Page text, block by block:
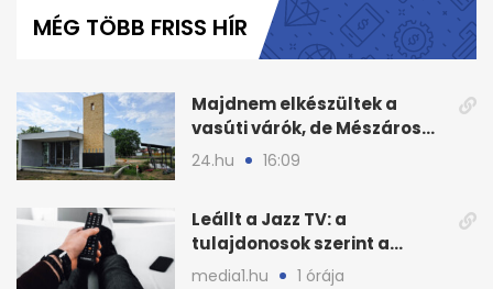
minutes,
MÉG TÖBB FRISS HÍR
Majdnem elkészültek a
vasúti várók, de Mészáros
bizalmasa leromboltatja
24.hu 16:09
Leállt a Jazz TV: a
tulajdonosok szerint a
finanszírozás vitte padlóra
media1.hu 1 órája